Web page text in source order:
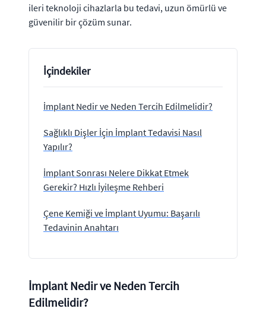
ileri teknoloji cihazlarla bu tedavi, uzun ömürlü ve
güvenilir bir çözüm sunar.
İçindekiler
İmplant Nedir ve Neden Tercih Edilmelidir?
Sağlıklı Dişler İçin İmplant Tedavisi Nasıl
Yapılır?
İmplant Sonrası Nelere Dikkat Etmek
Gerekir? Hızlı İyileşme Rehberi
Çene Kemiği ve İmplant Uyumu: Başarılı
Tedavinin Anahtarı
İmplant Nedir ve Neden Tercih
Edilmelidir?